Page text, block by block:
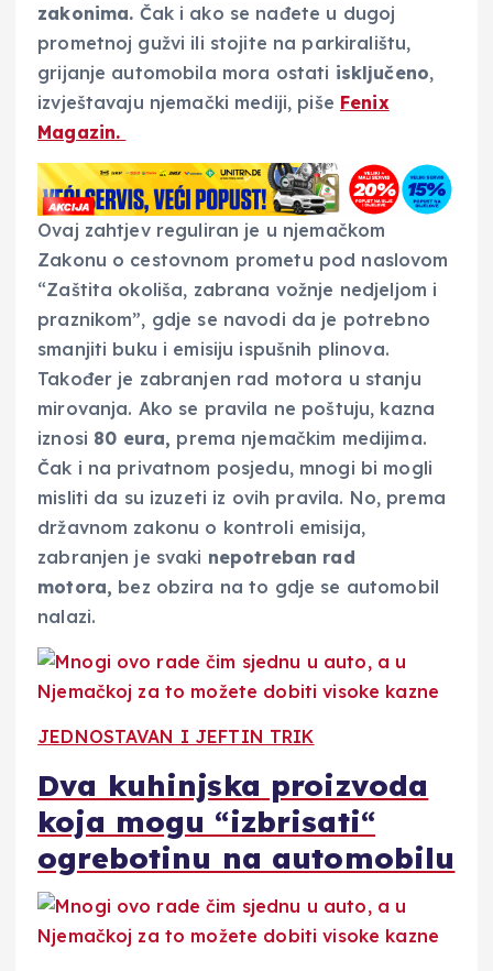
zakonima. Čak i ako se nađete u dugoj
prometnoj gužvi ili stojite na parkiralištu,
grijanje automobila mora ostati isključeno,
izvještavaju njemački mediji, piše Fenix
Magazin.
Ovaj zahtjev reguliran je u njemačkom
Zakonu o cestovnom prometu pod naslovom
“Zaštita okoliša, zabrana vožnje nedjeljom i
praznikom”, gdje se navodi da je potrebno
smanjiti buku i emisiju ispušnih plinova.
Također je zabranjen rad motora u stanju
mirovanja. Ako se pravila ne poštuju, kazna
iznosi 80 eura, prema njemačkim medijima.
Čak i na privatnom posjedu, mnogi bi mogli
misliti da su izuzeti iz ovih pravila. No, prema
državnom zakonu o kontroli emisija,
zabranjen je svaki nepotreban rad
motora, bez obzira na to gdje se automobil
nalazi.
JEDNOSTAVAN I JEFTIN TRIK
Dva kuhinjska proizvoda
koja mogu “izbrisati“
ogrebotinu na automobilu